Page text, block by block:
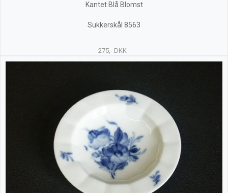
Kantet Blå Blomst
Sukkerskål 8563
275,- DKK